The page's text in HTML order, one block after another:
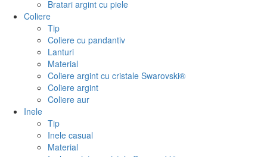
Bratari argint cu piele
Coliere
Tip
Coliere cu pandantiv
Lanturi
Material
Coliere argint cu cristale Swarovski®
Coliere argint
Coliere aur
Inele
Tip
Inele casual
Material